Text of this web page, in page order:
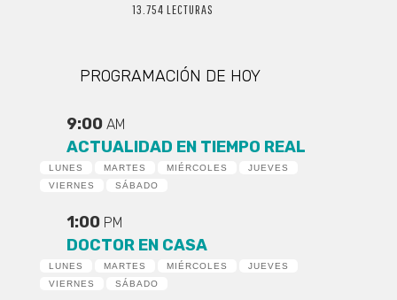
13.754 LECTURAS
PROGRAMACIÓN DE HOY
9:00 AM
ACTUALIDAD EN TIEMPO REAL
LUNES MARTES MIÉRCOLES
JUEVES
VIERNES
SÁBADO
1:00 PM
DOCTOR EN CASA
LUNES MARTES MIÉRCOLES
JUEVES
VIERNES
SÁBADO